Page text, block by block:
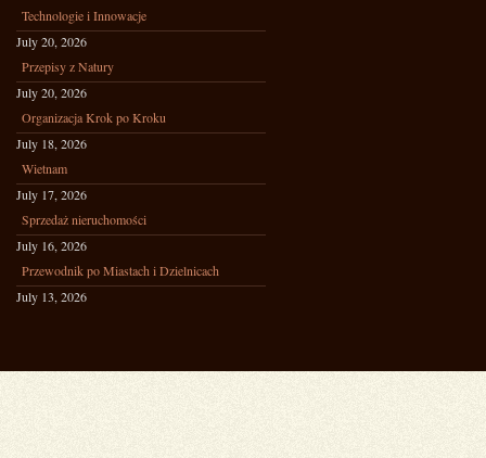
Technologie i Innowacje
July 20, 2026
Przepisy z Natury
July 20, 2026
Organizacja Krok po Kroku
July 18, 2026
Wietnam
July 17, 2026
Sprzedaż nieruchomości
July 16, 2026
Przewodnik po Miastach i Dzielnicach
July 13, 2026